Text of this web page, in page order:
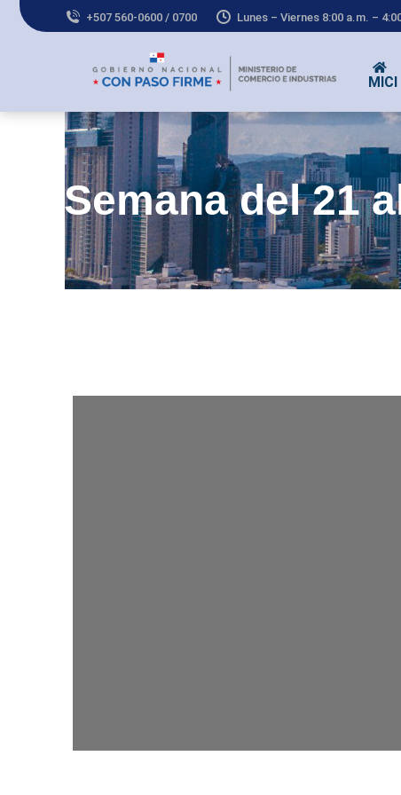
+507 560-0600 / 0700 Lunes – Viernes 8:00 a.m. –
MICI
Semana del 21